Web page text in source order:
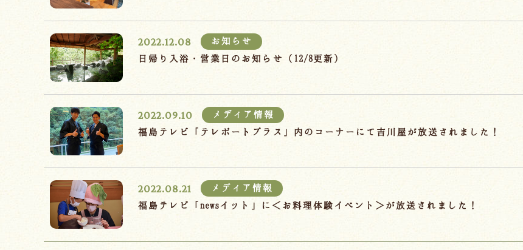
2022.12.08
お知らせ
日帰り入浴・営業日のお知らせ（12/8更新）
2022.09.10
メディア情報
福島テレビ「テレポートプラス」内のコーナーにて吉川屋が放送されました！
2022.08.21
メディア情報
福島テレビ「newsイット」に＜お料理体験イベント＞が放送されました！